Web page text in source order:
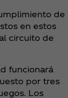
de
en estos
circuito de
funcionará
por tres
Los